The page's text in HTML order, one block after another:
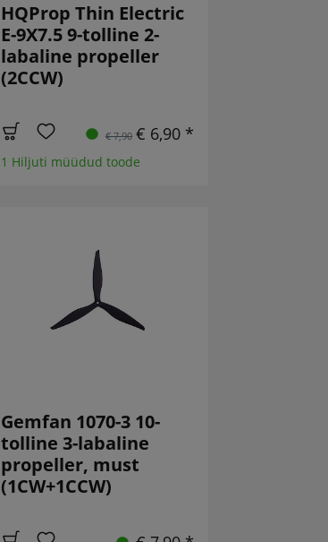
HQProp Thin Electric
E-9X7.5 9-tolline 2-
labaline propeller
(2CCW)
€ 7,90 € 6,90 *
1 Hiljuti müüdud toode
Gemfan 1070-3 10-
tolline 3-labaline
propeller, must
(1CW+1CCW)